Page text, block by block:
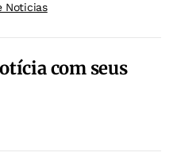
Noticias
com seus